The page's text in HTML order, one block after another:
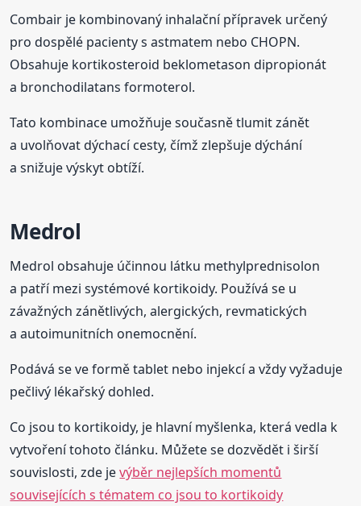
Combair je kombinovaný inhalační přípravek určený
pro dospělé pacienty s astmatem nebo CHOPN.
Obsahuje kortikosteroid beklometason dipropionát
a bronchodilatans formoterol.
Tato kombinace umožňuje současně tlumit zánět
a uvolňovat dýchací cesty, čímž zlepšuje dýchání
a snižuje výskyt obtíží.
Medrol
Medrol obsahuje účinnou látku methylprednisolon
a patří mezi systémové kortikoidy. Používá se u
závažných zánětlivých, alergických, revmatických
a autoimunitních onemocnění.
Podává se ve formě tablet nebo injekcí a vždy vyžaduje
pečlivý lékařský dohled.
Co jsou to kortikoidy, je hlavní myšlenka, která vedla k
vytvoření tohoto článku. Můžete se dozvědět i širší
souvislosti, zde jevýběr nejlepších momentů
souvisejících s tématem co jsou to kortikoidy